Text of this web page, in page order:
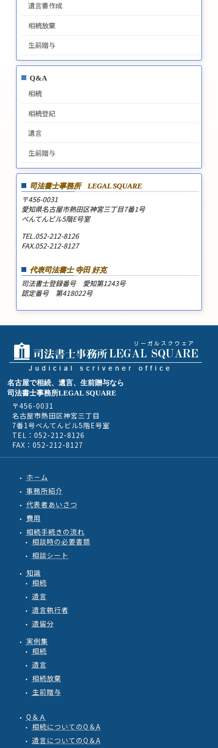
遺言書作成
相続放棄
生前贈与
Q&A
相続
相続登記
遺言
生前贈与
司法書士事務所 LEGAL SQUARE
〒456-0031
愛知県名古屋市熱田区神宮三丁目7番1号
べんてんビル5階E号室
TEL.052-212-8126
FAX.052-212-8127
代表司法書士 寺田 好克
司法書士登録番号 愛知第1243号
認定番号 第418022号
名古屋で相続、遺言、生前贈与なら
司法書士事務所LEGAL SQUARE
〒456-0031
名古屋市熱田区神宮三丁目
7番1号べんてんビル5階E号室
TEL：052-212-8126
FAX：052-212-8127
ホ－ム
事務所紹介
代表者あいさつ
費用
相続手続きの流れ
相談時の必要書類
相談シート
知識
相続
遺言
遺言執行者
遺留分
実例集
相続
遺言
相続放棄
生前贈与
Q＆Ａ
相続についてのQ ＆A
遺言についてのQ ＆A